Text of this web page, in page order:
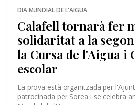
DIA MUNDIAL DE L'AIGUA
Calafell tornarà fer
solidaritat a la
la Cursa de l'Aigua i
escolar
La prova està organitzada per
patrocinada per Sorea i se celebra